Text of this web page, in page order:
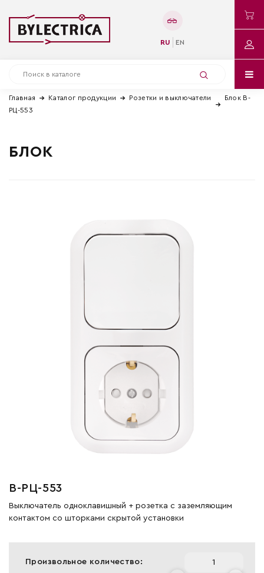
RU EN
Главная Каталог продукции Розетки и выключатели
Блок В-
РЦ-553
БЛОК
В-РЦ-553
Выключатель одноклавишный + розетка с заземляющим
контактом со шторками скрытой установки
Произвольное количество: